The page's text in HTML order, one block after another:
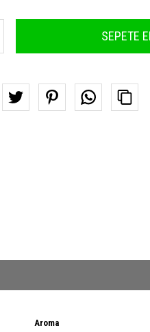
SEPETE
Aroma